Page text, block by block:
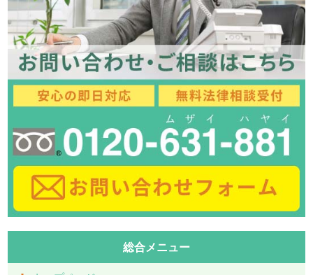
総合メニュー